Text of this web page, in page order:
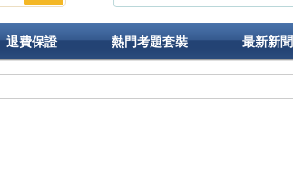
退費保證 熱門考題套裝 最新新聞